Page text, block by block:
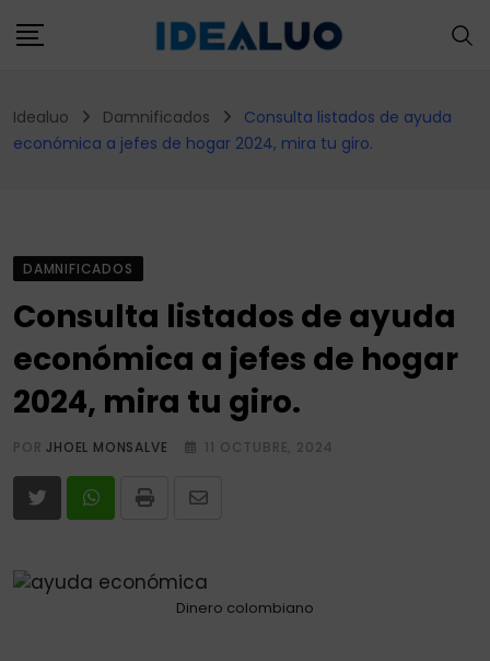
to
Idealuo Damnificados
Consulta listados de ayuda
económica a jefes de hogar 2024, mira tu giro.
DAMNIFICADOS
Consulta listados de ayuda
económica a jefes de hogar
2024, mira tu giro.
PORJHOEL MONSALVE 11 OCTUBRE, 2024
Print
Share
Dinero colombiano